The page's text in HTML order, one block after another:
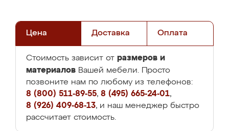
Цена Доставка Оплата
Стоимость зависит от размеров и
материалов Вашей мебели. Просто
позвоните нам по любому из телефонов:
8 (800) 511-89-55, 8 (495) 665-24-01,
8 (926) 409-68-13, и наш менеджер быстро
рассчитает стоимость.